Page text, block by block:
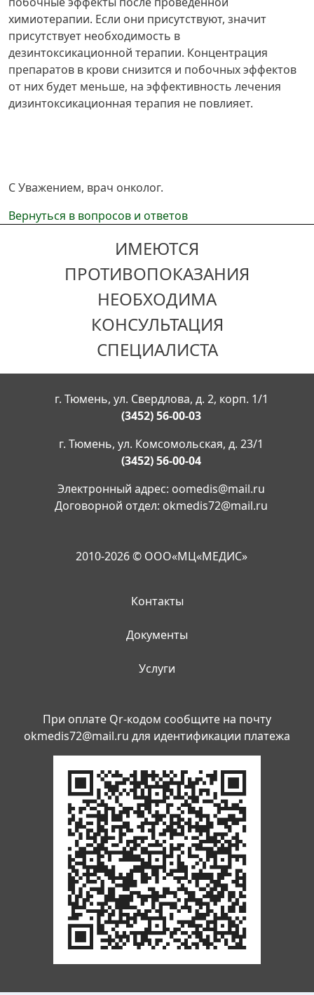
химиотерапии. Если они присутствуют, значит
присутствует необходимость в
дезинтоксикационной терапии. Концентрация
препаратов в крови снизится и побочных эффектов
от них будет меньше, на эффективность лечения
дизинтоксикационная терапия не повлияет.
С Уважением, врач онколог.
Вернуться в вопросов и ответов
ИМЕЮТСЯ
ПРОТИВОПОКАЗАНИЯ
НЕОБХОДИМА
КОНСУЛЬТАЦИЯ
СПЕЦИАЛИСТА
г. Тюмень, ул. Свердлова, д. 2, корп. 1/1
(3452) 56-00-03
г. Тюмень, ул. Комсомольская, д. 23/1
(3452) 56-00-04
Электронный адрес: oomedis@mail.ru
Договорной отдел: okmedis72@mail.ru
2010-2026 © ООО«МЦ«МЕДИС»
Контакты
Документы
Услуги
При оплате Qr-кодом сообщите на почту
okmedis72@mail.ru для идентификации платежа